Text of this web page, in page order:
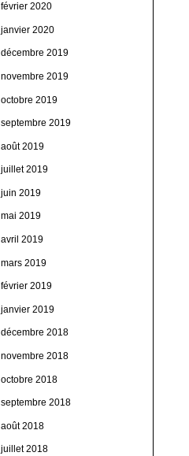
février 2020
janvier 2020
décembre 2019
novembre 2019
octobre 2019
septembre 2019
août 2019
juillet 2019
juin 2019
mai 2019
avril 2019
mars 2019
février 2019
janvier 2019
décembre 2018
novembre 2018
octobre 2018
septembre 2018
août 2018
juillet 2018